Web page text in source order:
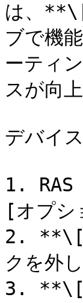
は、
ブで機
ーティ
スが向
デバイ
1.
[オプ
2. **\[
クを外
3. **\[